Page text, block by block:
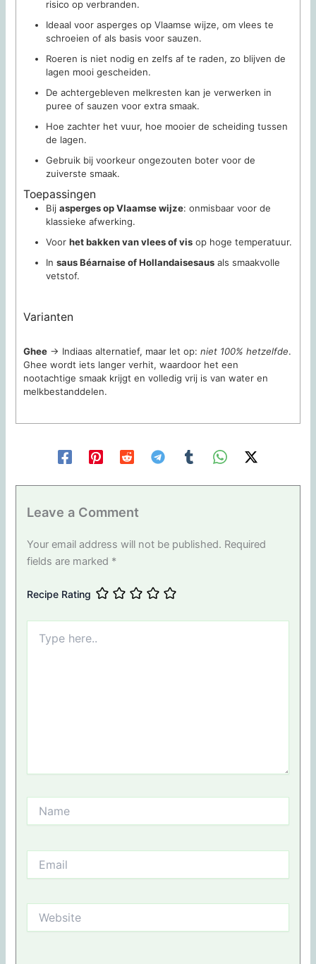
risico op verbranden.
Ideaal voor asperges op Vlaamse wijze, om vlees te
schroeien of als basis voor sauzen.
Roeren is niet nodig en zelfs af te raden, zo blijven de
lagen mooi gescheiden.
De achtergebleven melkresten kan je verwerken in
puree of sauzen voor extra smaak.
Hoe zachter het vuur, hoe mooier de scheiding tussen
de lagen.
Gebruik bij voorkeur ongezouten boter voor de
zuiverste smaak.
Toepassingen
Bijasperges op Vlaamse wijze: onmisbaar voor de
klassieke afwerking.
Voorhet bakken van vlees of vis op hoge temperatuur.
Insaus Béarnaise of Hollandaisesaus als smaakvolle
vetstof.
Varianten
Ghee → Indiaas alternatief, maar let op:niet 100% hetzelfde.
Ghee wordt iets langer verhit, waardoor het een
nootachtige smaak krijgt en volledig vrij is van water en
melkbestanddelen.
Leave a Comment
Your email address will not be published. Required
fields are marked *
Recipe Rating
here..